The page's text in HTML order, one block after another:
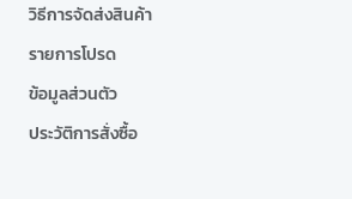
วิธีการจัดส่งสินค้า
รายการโปรด
ข้อมูลส่วนตัว
ประวัติการสั่งซื้อ